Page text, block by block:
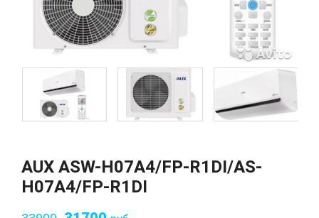
AUX ASW-H07A4/FP-R1DI/AS-
H07A4/FP-R1DI